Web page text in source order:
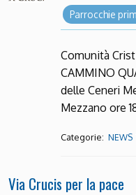
Parrocchie
Comunità
CAMMINO
delle Ceneri
Mezzano ore
Categorie: NEWS
Via Crucis per la pace